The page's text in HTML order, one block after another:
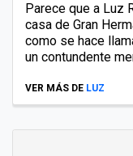
Parece que a Luz
casa de Gran
como se hace
un contundente
VER MÁS DE LUZ